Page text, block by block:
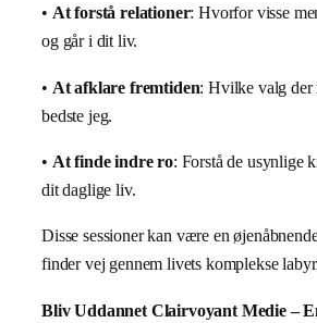
• At forstå relationer: Hvorfor visse
og går i dit liv.
• At afklare fremtiden: Hvilke valg
bedste jeg.
• At finde indre ro: Forstå de usynlige
dit daglige liv.
Disse sessioner kan være en
finder vej gennem livets komplekse
Bliv Uddannet Clairvoyant Medie –